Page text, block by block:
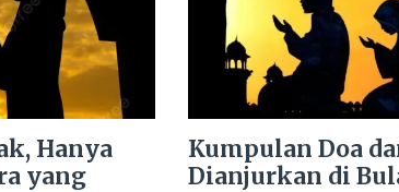
Hanya
yang
Kumpulan Doa
Dianjurkan di